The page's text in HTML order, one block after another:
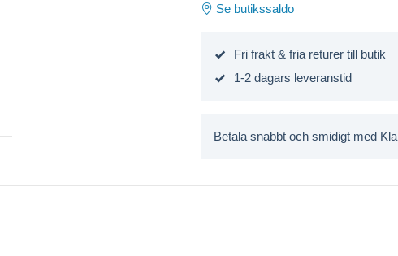
Se butikssaldo
Fri frakt & fria returer till butik
1-2 dagars leveranstid
Betala snabbt och smidigt med